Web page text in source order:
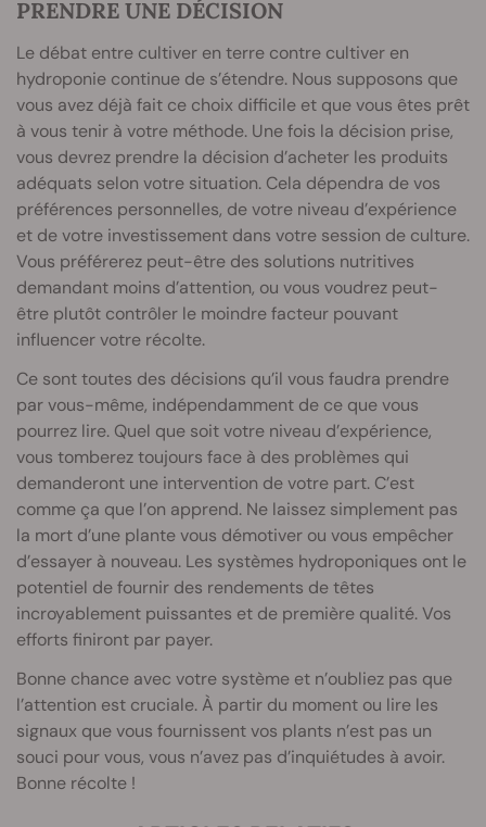
PRENDRE UNE DÉCISION
Le débat entre cultiver en terre contre cultiver en
hydroponie continue de s’étendre. Nous supposons que
vous avez déjà fait ce choix difficile et que vous êtes prêt
à vous tenir à votre méthode. Une fois la décision prise,
vous devrez prendre la décision d’acheter les produits
adéquats selon votre situation. Cela dépendra de vos
préférences personnelles, de votre niveau d’expérience
et de votre investissement dans votre session de culture.
Vous préférerez peut-être des solutions nutritives
demandant moins d’attention, ou vous voudrez peut-
être plutôt contrôler le moindre facteur pouvant
influencer votre récolte.
Ce sont toutes des décisions qu’il vous faudra prendre
par vous-même, indépendamment de ce que vous
pourrez lire. Quel que soit votre niveau d’expérience,
vous tomberez toujours face à des problèmes qui
demanderont une intervention de votre part. C’est
comme ça que l’on apprend. Ne laissez simplement pas
la mort d’une plante vous démotiver ou vous empêcher
d’essayer à nouveau. Les systèmes hydroponiques ont le
potentiel de fournir des rendements de têtes
incroyablement puissantes et de première qualité. Vos
efforts finiront par payer.
Bonne chance avec votre système et n’oubliez pas que
l’attention est cruciale. À partir du moment ou lire les
signaux que vous fournissent vos plants n’est pas un
souci pour vous, vous n’avez pas d’inquiétudes à avoir.
Bonne récolte !